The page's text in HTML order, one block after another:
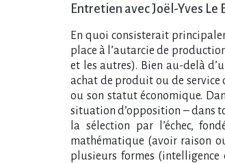
Entretien avec Joël-Yves
En quoi consisterait
place à l’autarcie de
et les autres). Bien au-delà
achat de produit ou de service
ou son statut économique.
situation d’opposition – dans
la sélection par l’échec,
mathématique (avoir raison
plusieurs formes (intelligence